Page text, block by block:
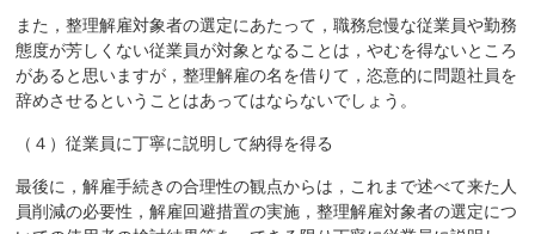
また，整理解雇対象者の選定にあたって，職務怠慢な従業員や勤務
態度が芳しくない従業員が対象となることは，やむを得ないところ
があると思いますが，整理解雇の名を借りて，恣意的に問題社員を
辞めさせるということはあってはならないでしょう。
（４）従業員に丁寧に説明して納得を得る
最後に，解雇手続きの合理性の観点からは，これまで述べて来た人
員削減の必要性，解雇回避措置の実施，整理解雇対象者の選定につ